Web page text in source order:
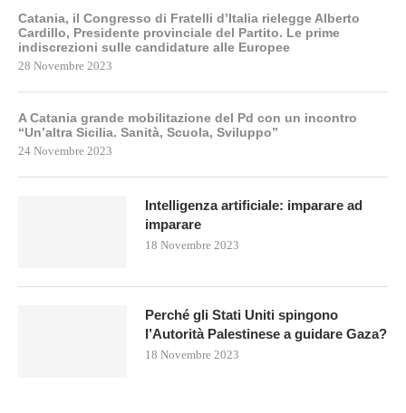
Catania, il Congresso di Fratelli d’Italia rielegge Alberto
Cardillo, Presidente provinciale del Partito. Le prime
indiscrezioni sulle candidature alle Europee
28 Novembre 2023
A Catania grande mobilitazione del Pd con un incontro
“Un’altra Sicilia. Sanità, Scuola, Sviluppo”
24 Novembre 2023
Intelligenza artificiale: imparare ad
imparare
18 Novembre 2023
Perché gli Stati Uniti spingono
l’Autorità Palestinese a guidare Gaza?
18 Novembre 2023